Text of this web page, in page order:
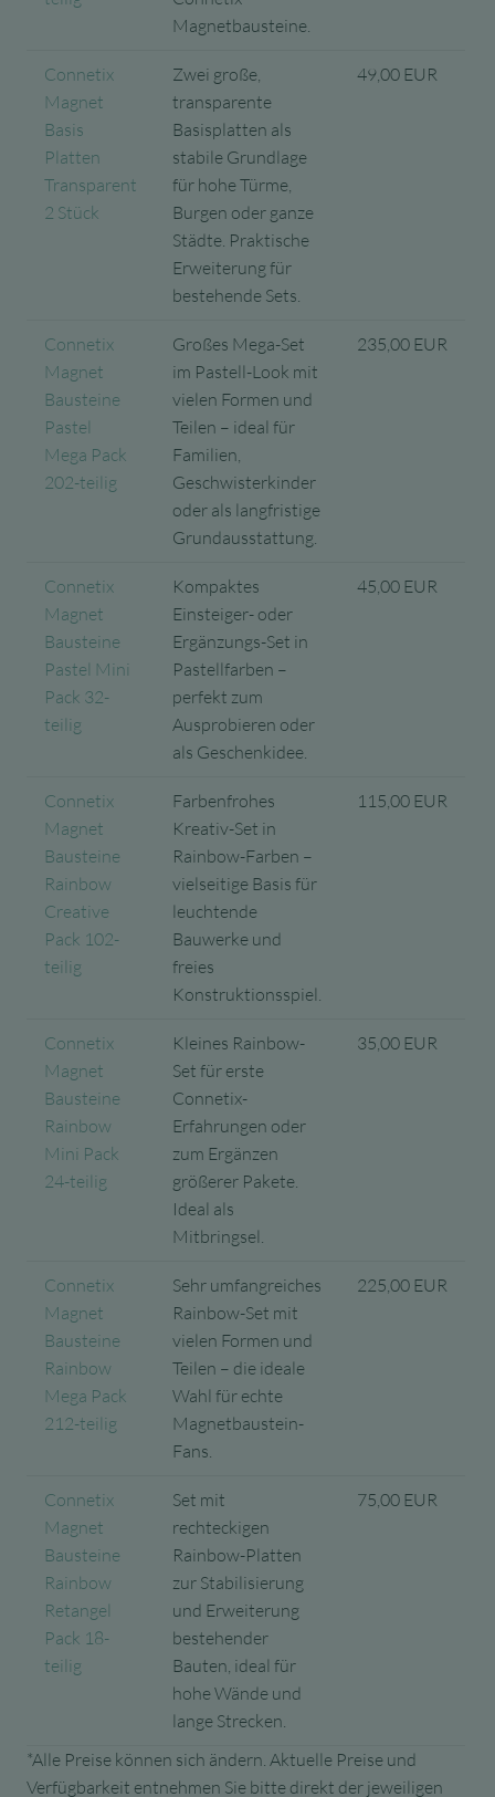
Magnetbausteine.
Connetix
Magnet
Basis
Platten
Transparent
2 Stück
Zwei große,
transparente
Basisplatten als
stabile Grundlage
für hohe Türme,
Burgen oder ganze
Städte. Praktische
Erweiterung für
bestehende Sets.
49,00 EUR
Connetix
Magnet
Bausteine
Pastel
Mega Pack
202-teilig
Großes Mega-Set
im Pastell-Look mit
vielen Formen und
Teilen – ideal für
Familien,
Geschwisterkinder
oder als langfristige
Grundausstattung.
235,00 EUR
Connetix
Magnet
Bausteine
Pastel Mini
Pack 32-
teilig
Kompaktes
Einsteiger- oder
Ergänzungs-Set in
Pastellfarben –
perfekt zum
Ausprobieren oder
als Geschenkidee.
45,00 EUR
Connetix
Magnet
Bausteine
Rainbow
Creative
Pack 102-
teilig
Farbenfrohes
Kreativ-Set in
Rainbow-Farben –
vielseitige Basis für
leuchtende
Bauwerke und
freies
Konstruktionsspiel.
115,00 EUR
Connetix
Magnet
Bausteine
Rainbow
Mini Pack
24-teilig
Kleines Rainbow-
Set für erste
Connetix-
Erfahrungen oder
zum Ergänzen
größerer Pakete.
Ideal als
Mitbringsel.
35,00 EUR
Connetix
Magnet
Bausteine
Rainbow
Mega Pack
212-teilig
Sehr umfangreiches
Rainbow-Set mit
vielen Formen und
Teilen – die ideale
Wahl für echte
Magnetbaustein-
Fans.
225,00 EUR
Connetix
Magnet
Bausteine
Rainbow
Retangel
Pack 18-
teilig
Set mit
rechteckigen
Rainbow-Platten
zur Stabilisierung
und Erweiterung
bestehender
Bauten, ideal für
hohe Wände und
lange Strecken.
75,00 EUR
*Alle Preise können sich ändern. Aktuelle Preise und
Verfügbarkeit entnehmen Sie bitte direkt der jeweiligen